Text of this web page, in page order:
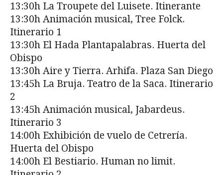
13:30h La Troupete del Luisete. Itinerante
13:30h Animación musical, Tree Folck.
Itinerario 1
13:30h El Hada Plantapalabras. Huerta del
Obispo
13:30h Aire y Tierra. Arhifa. Plaza San Diego
13:45h La Bruja. Teatro de la Saca. Itinerario
2
13:45h Animación musical, Jabardeus.
Itinerario 3
14:00h Exhibición de vuelo de Cetrería.
Huerta del Obispo
14:00h El Bestiario. Human no limit.